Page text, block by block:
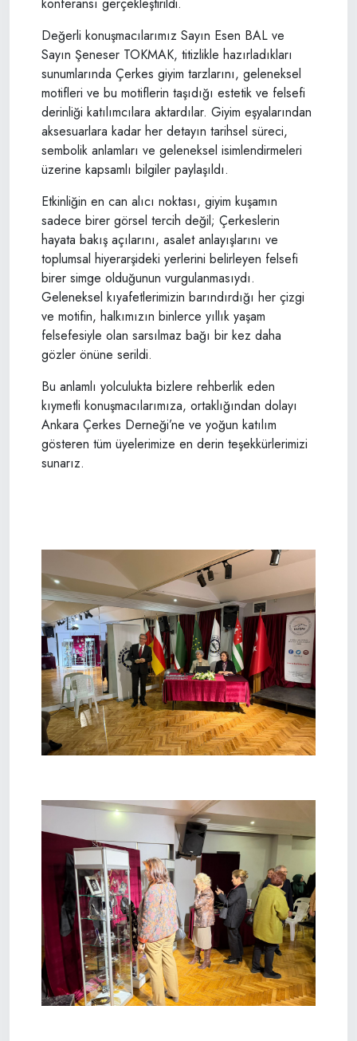
​Değerli konuşmacılarımız Sayın Esen BAL ve
Sayın Şeneser TOKMAK, titizlikle hazırladıkları
sunumlarında Çerkes giyim tarzlarını, geleneksel
motifleri ve bu motiflerin taşıdığı estetik ve felsefi
derinliği katılımcılara aktardılar. Giyim eşyalarından
aksesuarlara kadar her detayın tarihsel süreci,
sembolik anlamları ve geleneksel isimlendirmeleri
üzerine kapsamlı bilgiler paylaşıldı.
​Etkinliğin en can alıcı noktası, giyim kuşamın
sadece birer görsel tercih değil; Çerkeslerin
hayata bakış açılarını, asalet anlayışlarını ve
toplumsal hiyerarşideki yerlerini belirleyen felsefi
birer simge olduğunun vurgulanmasıydı.
Geleneksel kıyafetlerimizin barındırdığı her çizgi
ve motifin, halkımızın binlerce yıllık yaşam
felsefesiyle olan sarsılmaz bağı bir kez daha
gözler önüne serildi.
​Bu anlamlı yolculukta bizlere rehberlik eden
kıymetli konuşmacılarımıza, ortaklığından dolayı
Ankara Çerkes Derneği’ne ve yoğun katılım
gösteren tüm üyelerimize en derin teşekkürlerimizi
sunarız.